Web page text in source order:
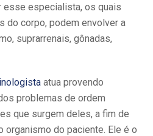
especialista, os quais
do corpo, podem envolver a
suprarrenais, gônadas,
atua provendo
problemas de ordem
que surgem deles, a fim de
do paciente. Ele é o